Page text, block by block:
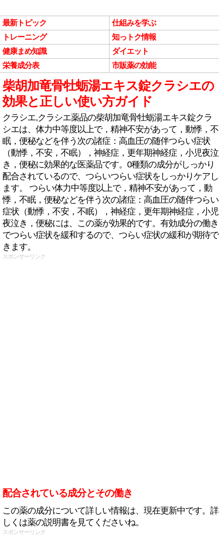
最新トピック
仕組みを学ぶ
トレーニング
知っトク情報
健康まめ知識
ダイエット
栄養成分表
市販薬の効能
柴胡加竜骨牡蛎湯エキス錠クラシエの
効果と正しい使い方ガイド
クラシエ,クラシエ薬品の柴胡加竜骨牡蛎湯エキス錠クラ
シエは、体力中等度以上で，精神不安があって，動悸，不
眠，便秘などを伴う次の諸症：高血圧の随伴つらい症状
（動悸，不安，不眠），神経症，更年期神経症，小児夜泣
き，便秘に効果的な医薬品です。0種類の成分がしっかり
配合されているので、つらいつらい症状をしっかりケアし
ます。 つらい体力中等度以上で，精神不安があって，動
悸，不眠，便秘などを伴う次の諸症：高血圧の随伴つらい
症状（動悸，不安，不眠），神経症，更年期神経症，小児
夜泣き，便秘には、この薬が効果的です。有効成分の働き
でつらい症状を緩和するので、つらい症状の緩和が期待で
きます。
スポンサーリンク
配合されている成分とその働き
この薬の成分について詳しい情報は、現在更新中です。詳
しくは薬の説明書を見てくださいね。
スポンサーリンク